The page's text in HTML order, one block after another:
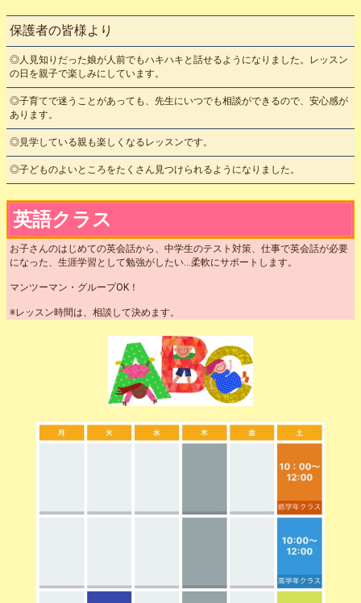
保護者の皆様より
◎人見知りだった娘が人前でもハキハキと話せるようになりました。レッスン
の日を親子で楽しみにしています。
◎子育てで迷うことがあっても、先生にいつでも相談ができるので、安心感が
あります。
◎見学している親も楽しくなるレッスンです。
◎子どものよいところをたくさん見つけられるようになりました。
英語クラス
お子さんのはじめての英会話から、中学生のテスト対策、仕事で英会話が必要
になった、生涯学習として勉強がしたい...柔軟にサポートします。
マンツーマン・グループOK！
※レッスン時間は、相談して決めます。